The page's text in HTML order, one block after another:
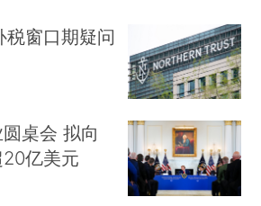
窗口期疑问
桌会 拟向
亿美元